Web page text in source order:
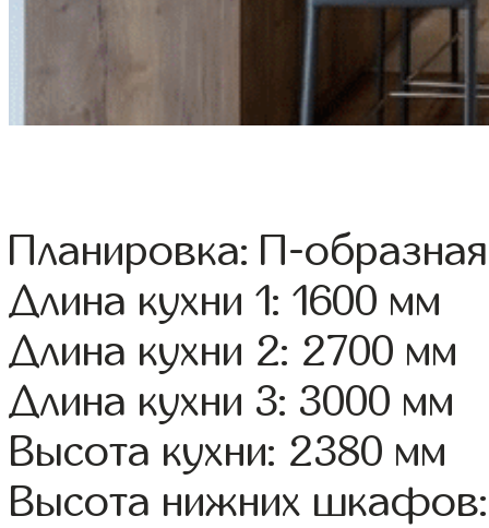
Планировка: П-образная
Длина кухни 1: 1600 мм
Длина кухни 2: 2700 мм
Длина кухни 3: 3000 мм
Высота кухни: 2380 мм
Высота нижних